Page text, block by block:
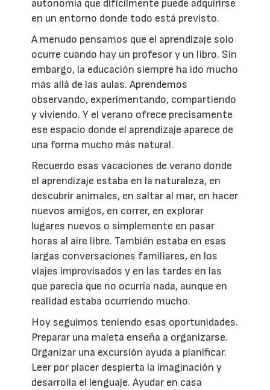
autonomía que difícilmente puede adquirirse
en un entorno donde todo está previsto.
A menudo pensamos que el aprendizaje solo
ocurre cuando hay un profesor y un libro. Sin
embargo, la educación siempre ha ido mucho
más allá de las aulas. Aprendemos
observando, experimentando, compartiendo
y viviendo. Y el verano ofrece precisamente
ese espacio donde el aprendizaje aparece de
una forma mucho más natural.
Recuerdo esas vacaciones de verano donde
el aprendizaje estaba en la naturaleza, en
descubrir animales, en saltar al mar, en hacer
nuevos amigos, en correr, en explorar
lugares nuevos o simplemente en pasar
horas al aire libre. También estaba en esas
largas conversaciones familiares, en los
viajes improvisados y en las tardes en las
que parecía que no ocurría nada, aunque en
realidad estaba ocurriendo mucho.
Hoy seguimos teniendo esas oportunidades.
Preparar una maleta enseña a organizarse.
Organizar una excursión ayuda a planificar.
Leer por placer despierta la imaginación y
desarrolla el lenguaje. Ayudar en casa